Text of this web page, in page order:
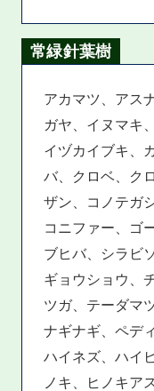
常緑針葉樹
アカマツ、アス
ガヤ、イヌマキ
イヅカイブキ、
バ、クロベ、ク
ザン、コノテガ
コニファー、ゴ
ブヒバ、シラビ
ギョウショウ、
ツガ、テーダマ
ナギナギ、ペデ
ハイネズ、ハイ
ノキ、ヒノキア